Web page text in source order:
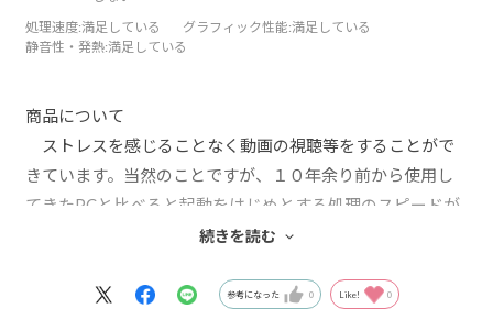
処理速度:満足している グラフィック性能:満足している
静音性・発熱:満足している
商品について
ストレスを感じることなく動画の視聴等をすることがで
きています。当然のことですが、１０年余り前から使用し
てきたPCと比べると起動をはじめとする処理のスピードが
速いので驚いているところです。
旧PCから新PCへのoutlookメール履歴の引継ぎ（2010 →
続きを読む
参考になった 0 Like! 0